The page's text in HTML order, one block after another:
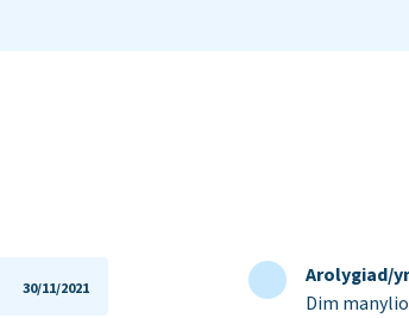
30/11/2021
Arolygiad/
Dim